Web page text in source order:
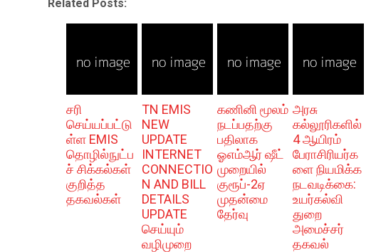
Related Posts:
சரி
செய்யப்பட்டு
ள்ள EMIS
தொழில்நுட்ப
ச் சிக்கல்கள்
குறித்த
தகவல்கள்
TN EMIS
NEW
UPDATE
INTERNET
CONNECTIO
N AND BILL
DETAILS
UPDATE
செய்யும்
வழிமுறை
கணினி மூலம்
நடப்பதற்கு
பதிலாக
ஓஎம்ஆர் ஷீட்
முறையில்
குரூப்-2ஏ
முதன்மை
தேர்வு
அரசு
கல்லூரிகளில்
4 ஆயிரம்
பேராசிரியர்க
ளை நியமிக்க
நடவடிக்கை:
உயர்கல்வி
துறை
அமைச்சர்
தகவல்